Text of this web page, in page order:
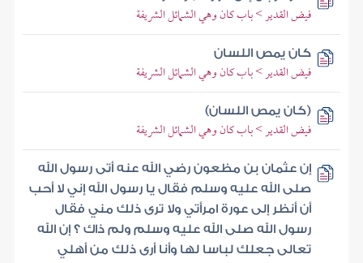
فيض القدير > باب كان وهي الشمائل الشريفة
كان يمص اللسان
فيض القدير > باب كان وهي الشمائل الشريفة
(كان يمص اللسان)
فيض القدير > باب كان وهي الشمائل الشريفة
إن عثمان بن مظعون رضي الله عنه أتى رسول الله
صلى الله عليه وسلم فقال يا رسول الله إني لا أحب
أن أنظر إلى عورة امرأتي ولا ترى ذلك مني فقال
رسول الله صلى الله عليه وسلم ولم ذاك ؟ إن الله
تعالى جعلك لباسا لها وأنا أرى ذلك من أهلي